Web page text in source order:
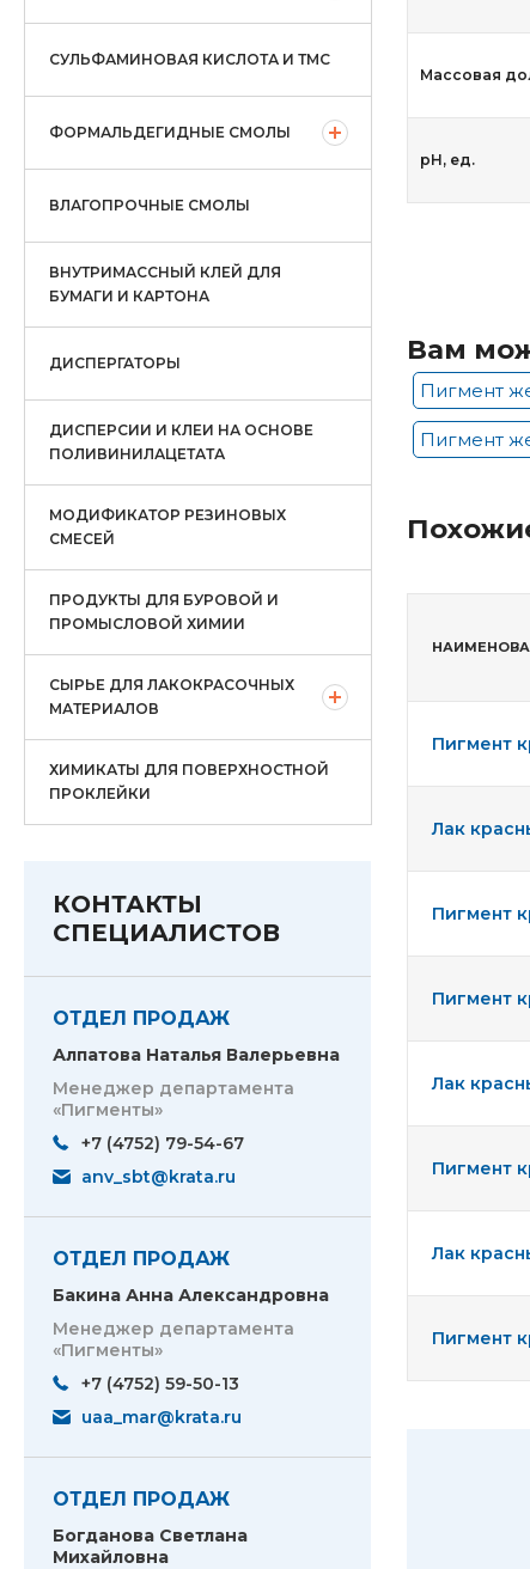
СУЛЬФАМИНОВАЯ КИСЛОТА И ТМС
ФОРМАЛЬДЕГИДНЫЕ СМОЛЫ
ВЛАГОПРОЧНЫЕ СМОЛЫ
ВНУТРИМАССНЫЙ КЛЕЙ ДЛЯ
БУМАГИ И КАРТОНА
ДИСПЕРГАТОРЫ
ДИСПЕРСИИ И КЛЕИ НА ОСНОВЕ
ПОЛИВИНИЛАЦЕТАТА
МОДИФИКАТОР РЕЗИНОВЫХ
СМЕСЕЙ
ПРОДУКТЫ ДЛЯ БУРОВОЙ И
ПРОМЫСЛОВОЙ ХИМИИ
СЫРЬЕ ДЛЯ ЛАКОКРАСОЧНЫХ
МАТЕРИАЛОВ
ХИМИКАТЫ ДЛЯ ПОВЕРХНОСТНОЙ
ПРОКЛЕЙКИ
КОНТАКТЫ
СПЕЦИАЛИСТОВ
ОТДЕЛ ПРОДАЖ
Алпатова Наталья Валерьевна
Менеджер департамента
«Пигменты»
+7 (4752) 79-54-67
anv_sbt@krata.ru
ОТДЕЛ ПРОДАЖ
Бакина Анна Александровна
Менеджер департамента
«Пигменты»
+7 (4752) 59-50-13
uaa_mar@krata.ru
ОТДЕЛ ПРОДАЖ
Богданова Светлана
Михайловна
Массовая
рН, ед.
Вам
Пигмент
Пигмент
Пигмент
Лак
Пигмент
Пигмент
Лак
Пигмент
Лак
Пигмент